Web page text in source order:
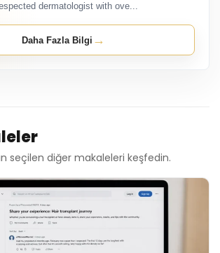
dermatologist with ove...
Daha Fazla Bilgi →
seçilen diğer makaleleri keşfedin.